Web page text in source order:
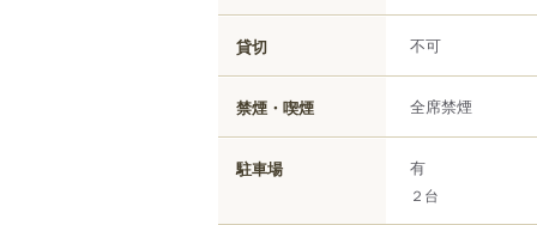
貸切 不可
禁煙・喫煙 全席禁煙
駐車場 有
２台